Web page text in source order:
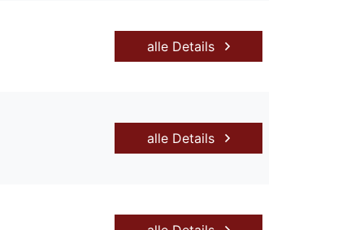
alle Details
alle Details